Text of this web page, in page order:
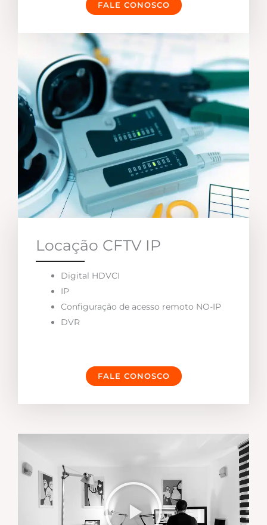
FALE CONOSCO
Locação CFTV IP
Digital HDVCI
IP
Configuração de acesso remoto NO-IP
DVR
FALE CONOSCO